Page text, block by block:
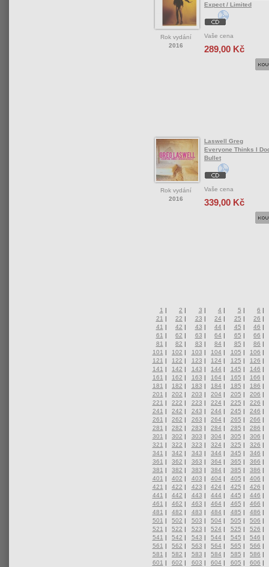
Rok vydání
2016
Expect / Limited
Vaše cena
289,00 Kč
Rok vydání
2016
Laswell Greg
Everyone Thinks I
Bullet
Vaše cena
339,00 Kč
1 | 2 | 3 | 4 | 5 | 6 |
21 | 22 | 23 | 24 | 25 | 26 |
41 | 42 | 43 | 44 | 45 | 46 |
61 | 62 | 63 | 64 | 65 | 66 |
81 | 82 | 83 | 84 | 85 | 86 |
101 | 102 | 103 | 104 | 105 | 106 |
121 | 122 | 123 | 124 | 125 | 126 |
141 | 142 | 143 | 144 | 145 | 146 |
161 | 162 | 163 | 164 | 165 | 166 |
181 | 182 | 183 | 184 | 185 | 186 |
201 | 202 | 203 | 204 | 205 | 206 |
221 | 222 | 223 | 224 | 225 | 226 |
241 | 242 | 243 | 244 | 245 | 246 |
261 | 262 | 263 | 264 | 265 | 266 |
281 | 282 | 283 | 284 | 285 | 286 |
301 | 302 | 303 | 304 | 305 | 306 |
321 | 322 | 323 | 324 | 325 | 326 |
341 | 342 | 343 | 344 | 345 | 346 |
361 | 362 | 363 | 364 | 365 | 366 |
381 | 382 | 383 | 384 | 385 | 386 |
401 | 402 | 403 | 404 | 405 | 406 |
421 | 422 | 423 | 424 | 425 | 426 |
441 | 442 | 443 | 444 | 445 | 446 |
461 | 462 | 463 | 464 | 465 | 466 |
481 | 482 | 483 | 484 | 485 | 486 |
501 | 502 | 503 | 504 | 505 | 506 |
521 | 522 | 523 | 524 | 525 | 526 |
541 | 542 | 543 | 544 | 545 | 546 |
561 | 562 | 563 | 564 | 565 | 566 |
581 | 582 | 583 | 584 | 585 | 586 |
601 | 602 | 603 | 604 | 605 | 606 |